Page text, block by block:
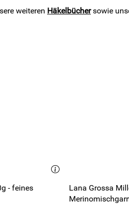
weiteren Häkelbüchersowie
- feines
Lana Grossa